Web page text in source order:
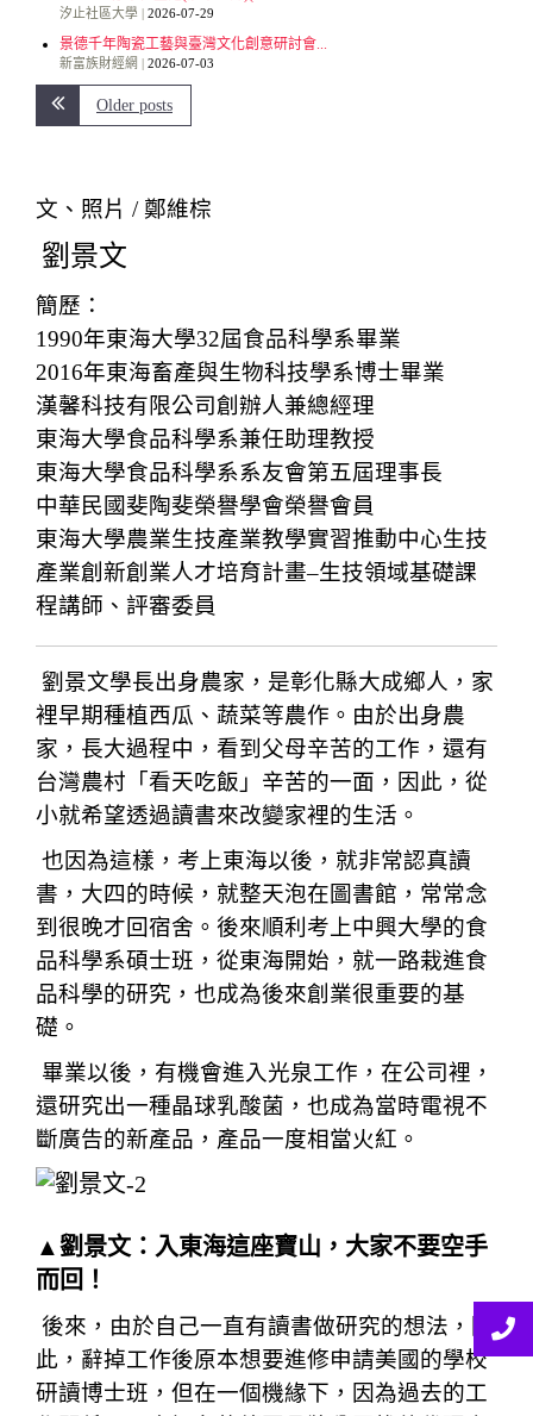
汐止社區大學 2026-07-29
景德千年陶瓷工藝與臺灣文化創意研討會...
新富族財經網 2026-07-03
Older posts
文、照片 / 鄭維棕
劉景文
簡歷：
1990年東海大學32屆食品科學系畢業
2016年東海畜產與生物科技學系博士畢業
漢馨科技有限公司創辦人兼總經理
東海大學食品科學系兼任助理教授
東海大學食品科學系系友會第五屆理事長
中華民國斐陶斐榮譽學會榮譽會員
東海大學農業生技產業教學實習推動中心生技
產業創新創業人才培育計畫–生技領域基礎課
程講師、評審委員
劉景文學長出身農家，是彰化縣大成鄉人，家
裡早期種植西瓜、蔬菜等農作。由於出身農
家，長大過程中，看到父母辛苦的工作，還有
台灣農村「看天吃飯」辛苦的一面，因此，從
小就希望透過讀書來改變家裡的生活。
也因為這樣，考上東海以後，就非常認真讀
書，大四的時候，就整天泡在圖書館，常常念
到很晚才回宿舍。後來順利考上中興大學的食
品科學系碩士班，從東海開始，就一路栽進食
品科學的研究，也成為後來創業很重要的基
礎。
畢業以後，有機會進入光泉工作，在公司裡，
還研究出一種晶球乳酸菌，也成為當時電視不
斷廣告的新產品，產品一度相當火紅。
▲劉景文：入東海這座寶山，大家不要空手
而回！
後來，由於自己一直有讀書做研究的想法，因
此，辭掉工作後原本想要進修申請美國的學校
研讀博士班，但在一個機緣下，因為過去的工